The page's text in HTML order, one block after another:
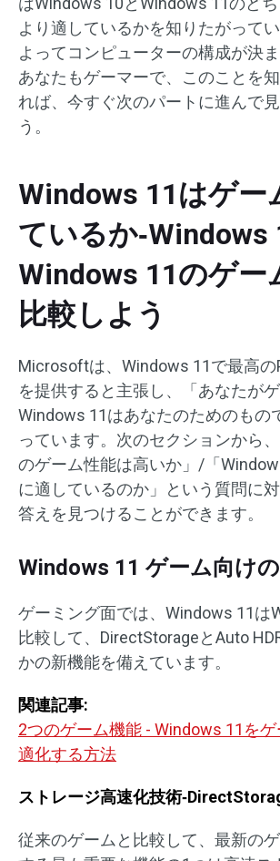
より適しているかを知りたがって
よってコンピューターの構成が決
あなたもゲーマーで、このことを
れば、今すぐ次のパートに進んで
う。
Windows 11はゲー
ているか‐Windows
Windows 11のゲー
比較しよう
Microsoftは、Windows 11で最高の
を提供すると主張し、「あなたがゲ
Windows 11はあなたのためのもの
っています。次のセクションから
のゲーム性能は高いか」/「
に適しているのか」という質問に
答えを見つけることができます。
Windows 11 ゲーム向け
ゲーミング面では、Windows 11は
比較して、DirectStorageとAuto
かの新機能を備えています。
関連記事:
2つのゲーム機能 - Windows 11を
適化する方法
ストレージ高速化技術
従来のゲームと比較して、最新の